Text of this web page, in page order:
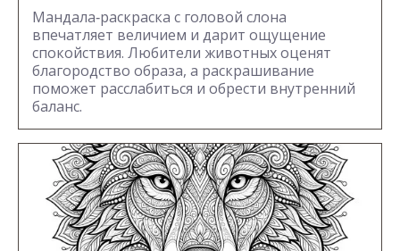
Мандала‑раскраска с головой слона
впечатляет величием и дарит ощущение
спокойствия. Любители животных оценят
благородство образа, а раскрашивание
поможет расслабиться и обрести внутренний
баланс.